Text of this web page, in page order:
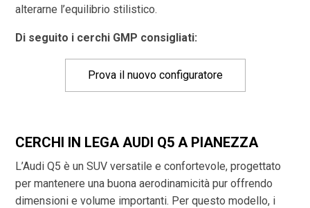
alterarne l’equilibrio stilistico.
Di seguito i cerchi GMP consigliati:
Prova il nuovo configuratore
CERCHI IN LEGA AUDI Q5 A PIANEZZA
L’Audi Q5 è un SUV versatile e confortevole, progettato
per mantenere una buona aerodinamicità pur offrendo
dimensioni e volume importanti. Per questo modello, i